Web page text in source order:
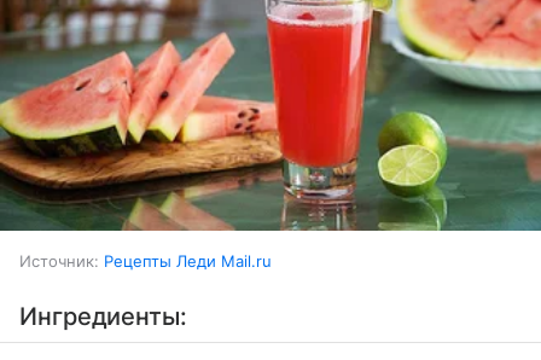
Источник: Рецепты Леди Mail.ru
Ингредиенты: